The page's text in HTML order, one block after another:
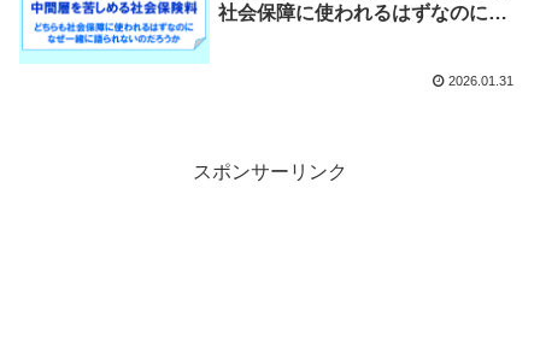
社会保障に使われるはずなのに、
2026.01.31
スポンサーリンク